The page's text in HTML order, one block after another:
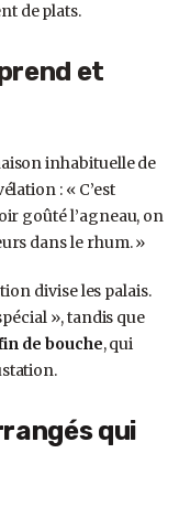
de plats.
et
inhabituelle de
: « C’est
goûté l’agneau, on
dans le rhum. »
divise les palais.
», tandis que
de bouche, qui
qui